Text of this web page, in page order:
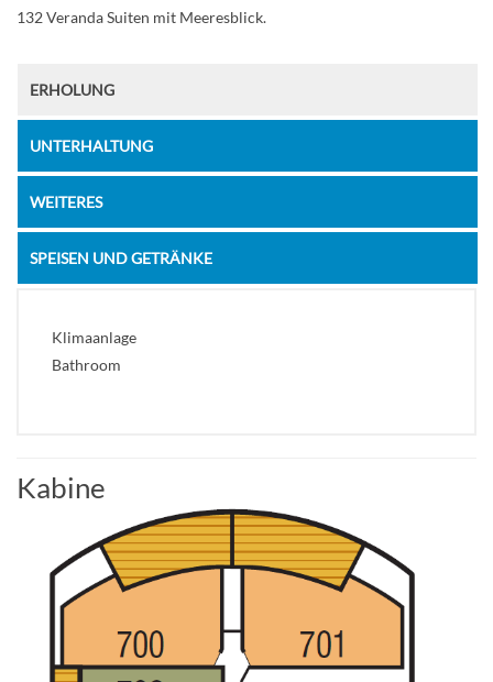
132 Veranda Suiten mit Meeresblick.
ERHOLUNG
UNTERHALTUNG
WEITERES
SPEISEN UND GETRÄNKE
Klimaanlage
Bathroom
Kabine